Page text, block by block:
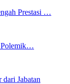
Prestasi …
Polemik…
Jabatan